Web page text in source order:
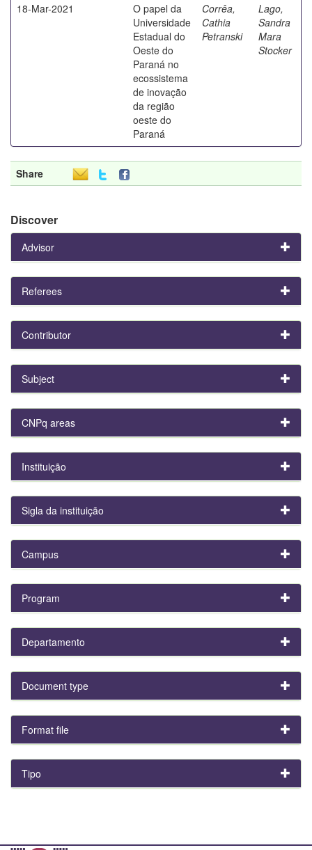
18-Mar-2021
O papel da
Universidade
Estadual do
Oeste do
Paraná no
ecossistema
de inovação
da região
oeste do
Paraná
Corrêa,
Cathia
Petranski
Lago,
Sandra
Mara
Stocker
Share
Discover
Advisor
Referees
Contributor
Subject
CNPq areas
Instituição
Sigla da instituição
Campus
Program
Departamento
Document type
Format file
Tipo